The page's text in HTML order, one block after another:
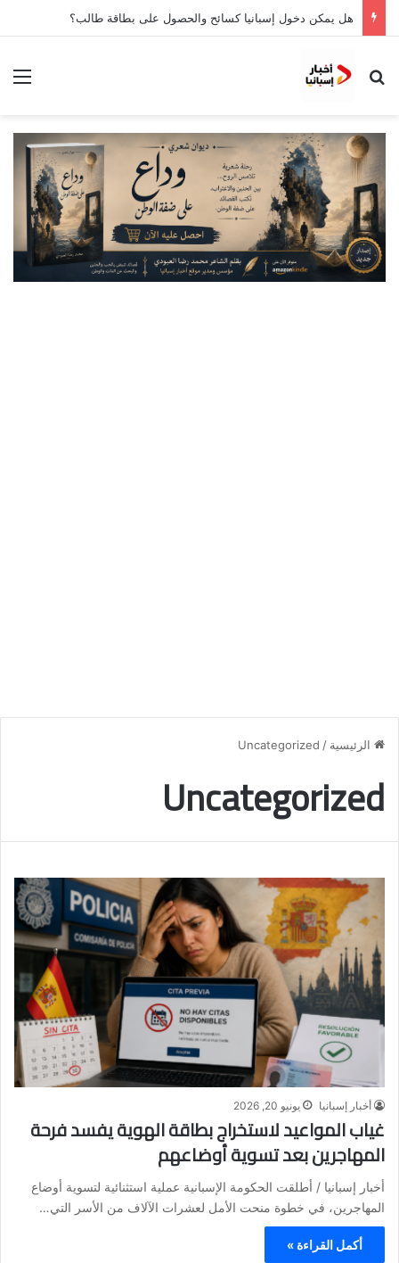
هل يمكن دخول إسبانيا كسائح والحصول على بطاقة طالب؟
بحث عن
الرئيسية /
Uncategorized
Uncategorized
أخبار إسبانيا يونيو 20, 2026
غياب المواعيد لاستخراج بطاقة الهوية يفسد فرحة
المهاجرين بعد تسوية أوضاعهم
أخبار إسبانيا / أطلقت الحكومة الإسبانية عملية استثنائية لتسوية أوضاع
المهاجرين، في خطوة منحت الأمل لعشرات الآلاف من الأسر التي…
أكمل القراءة »